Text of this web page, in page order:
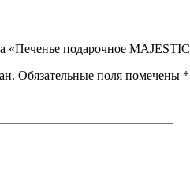
«Печенье подарочное
Обязательные поля помечены *